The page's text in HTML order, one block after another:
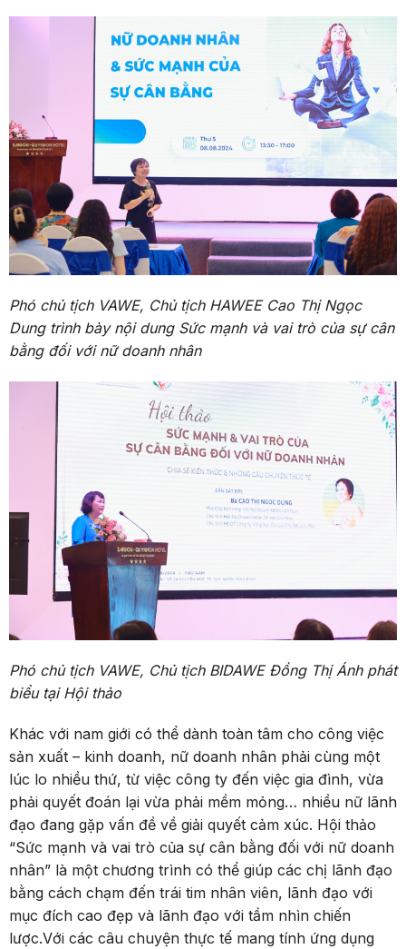
Phó chủ tịch VAWE, Chủ tịch HAWEE Cao Thị Ngọc
Dung trình bày nội dung Sức mạnh và vai trò của sự cân
bằng đối với nữ doanh nhân
Phó chủ tịch VAWE, Chủ tịch BIDAWE Đồng Thị Ánh phát
biểu tại Hội thảo
Khác với nam giới có thể dành toàn tâm cho công việc
sản xuất – kinh doanh, nữ doanh nhân phải cùng một
lúc lo nhiều thứ, từ việc công ty đến việc gia đình, vừa
phải quyết đoán lại vừa phải mềm mỏng… nhiều nữ lãnh
đạo đang gặp vấn đề về giải quyết cảm xúc. Hội thảo
“Sức mạnh và vai trò của sự cân bằng đối với nữ doanh
nhân” là một chương trình có thể giúp các chị lãnh đạo
bằng cách chạm đến trái tim nhân viên, lãnh đạo với
mục đích cao đẹp và lãnh đạo với tầm nhìn chiến
lược.Với các câu chuyện thực tế mang tính ứng dụng